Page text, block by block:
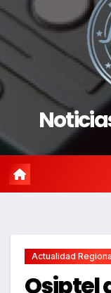
Actualidad
Osiptel